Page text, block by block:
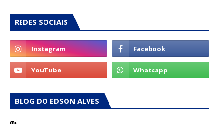
REDES SOCIAIS
BLOG DO EDSON ALVES